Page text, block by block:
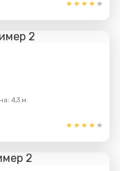
4,3 м.